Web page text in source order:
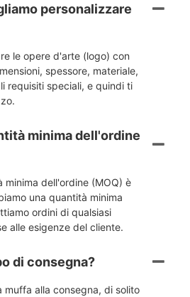
personalizzare
le opere d'arte (logo) con
spessore, materiale,
requisiti speciali, e quindi ti
minima dell'ordine
minima dell'ordine (MOQ) è
una quantità minima
ordini di qualsiasi
alle esigenze del cliente.
di consegna?
muffa alla consegna, di solito